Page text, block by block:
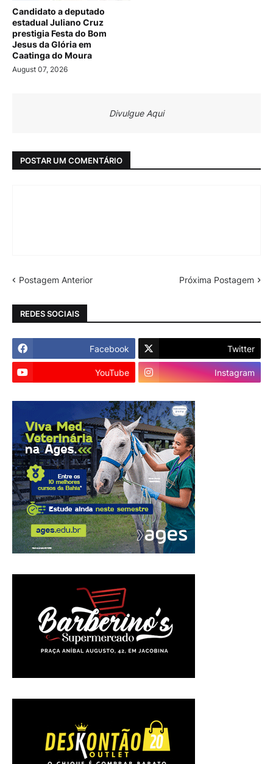
Candidato a deputado
estadual Juliano Cruz
prestigia Festa do Bom
Jesus da Glória em
Caatinga do Moura
August 07, 2026
Divulgue Aqui
POSTAR UM COMENTÁRIO
Postagem Anterior Próxima Postagem
REDES SOCIAIS
Facebook Twitter
YouTube Instagram